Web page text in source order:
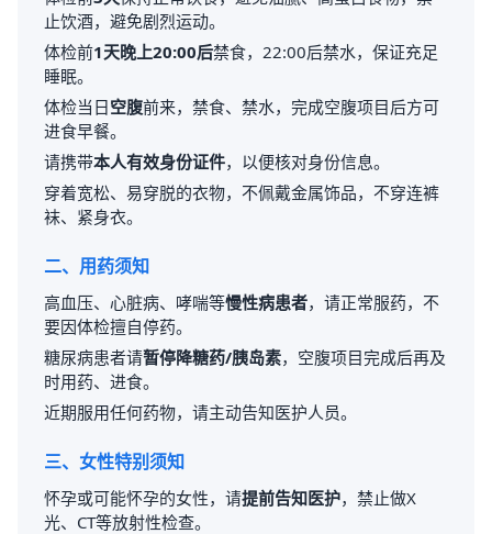
止饮酒，避免剧烈运动。
体检前1天晚上20:00后禁食，22:00后禁水，保证充足
睡眠。
体检当日空腹前来，禁食、禁水，完成空腹项目后方可
进食早餐。
请携带本人有效身份证件，以便核对身份信息。
穿着宽松、易穿脱的衣物，不佩戴金属饰品，不穿连裤
袜、紧身衣。
二、用药须知
高血压、心脏病、哮喘等慢性病患者，请正常服药，不
要因体检擅自停药。
糖尿病患者请暂停降糖药/胰岛素，空腹项目完成后再及
时用药、进食。
近期服用任何药物，请主动告知医护人员。
三、女性特别须知
怀孕或可能怀孕的女性，请提前告知医护，禁止做X
光、CT等放射性检查。